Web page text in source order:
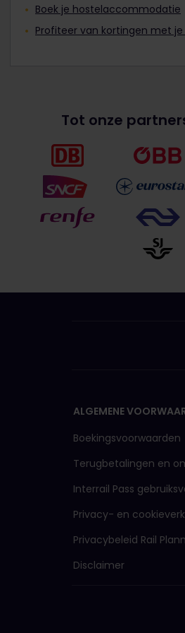
Boek je hostelaccommodatie
Profiteer van kortingen met je
Tot onze
ALGEMENE
Boekingsvoorwaarden
Terugbetalingen en
Interrail Pass
Privacy- en
Privacybeleid Rail
Disclaimer